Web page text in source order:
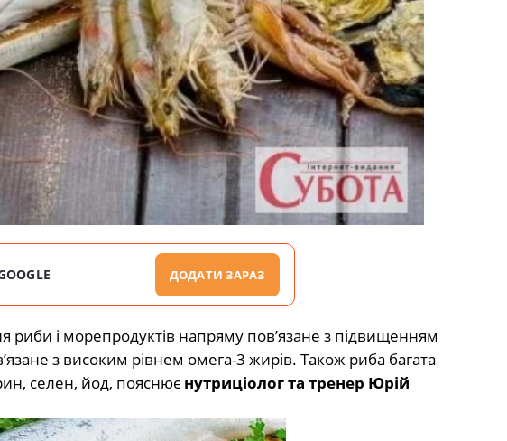
ДОДАТИ ЗАРАЗ
риби і морепродуктів напряму повʼязане з підвищенням
з високим рівнем омега-3 жирів. Також риба багата
селен, йод, пояснює нутриціолог та тренер Юрій